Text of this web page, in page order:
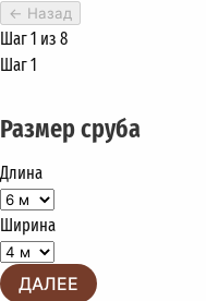
← Назад
Шаг 1 из 8
Шаг 1
Размер сруба
Длина
Ширина
ДАЛЕЕ